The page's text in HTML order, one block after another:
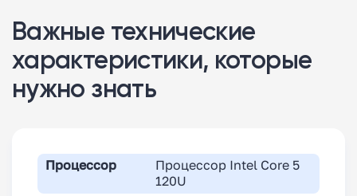
Важные технические
характеристики, которые
нужно знать
Процессор
Процессор Intel Core 5
120U